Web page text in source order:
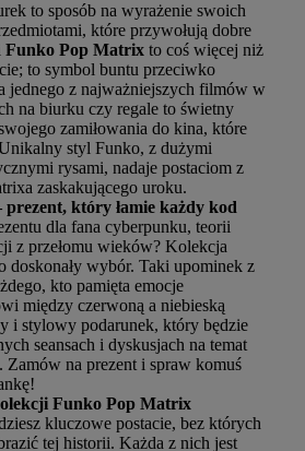
to sposób na wyrażenie swoich
które przywołują dobre
Funko Pop Matrix to coś więcej niż
to symbol buntu przeciwko
jednego z najważniejszych filmów w
na biurku czy regale to świetny
zamiłowania do kina, które
styl Funko, z dużymi
rysami, nadaje postaciom z
zaskakującego uroku.
który łamie każdy kod
dla fana cyberpunku, teorii
z przełomu wieków? Kolekcja
doskonały wybór. Taki upominek z
kto pamięta emocje
między czerwoną a niebieską
i stylowy podarunek, który będzie
seansach i dyskusjach na temat
Zamów na prezent i spraw komuś
Funko Pop Matrix
kluczowe postacie, bez których
tej historii. Każda z nich jest